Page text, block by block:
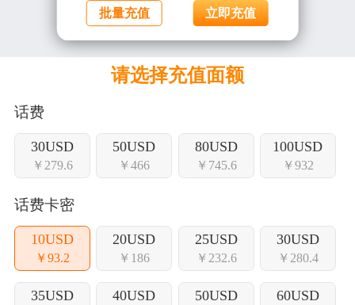
批量充值 立即充值
请选择充值面额
话费
30USD
￥279.6
50USD
￥466
80USD
￥745.6
100USD
￥932
话费卡密
10USD
￥93.2
20USD
￥186
25USD
￥232.6
30USD
￥280.4
35USD 40USD 50USD 60USD